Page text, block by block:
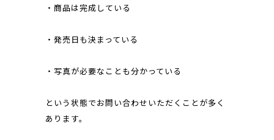
・商品は完成している
・発売日も決まっている
・写真が必要なことも分かっている
という状態でお問い合わせいただくことが多く
あります。